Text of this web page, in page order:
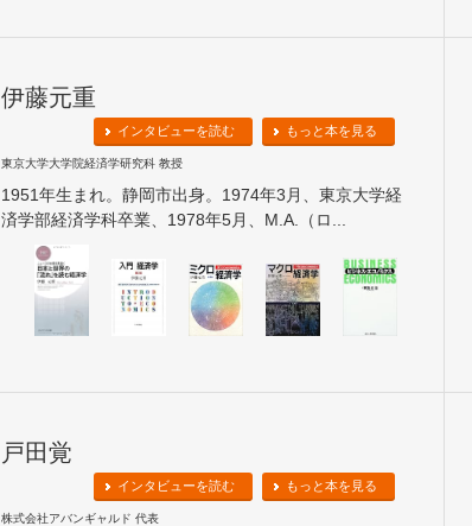
伊藤元重
もっと本を見る
インタビューを読む
東京大学大学院経済学研究科 教授
1951年生まれ。静岡市出身。1974年3月、東京大学経
済学部経済学科卒業、1978年5月、M.A.（ロ...
戸田覚
もっと本を見る
インタビューを読む
株式会社アバンギャルド 代表